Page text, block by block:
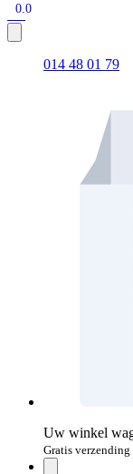
0.0
014 48 01 79
Uw winkel
Gratis